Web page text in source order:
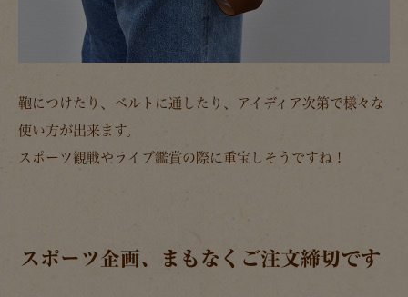
鞄につけたり、ベルトに通したり、アイディア次第で様々な
使い方が出来ます。
スポーツ観戦やライブ鑑賞の際に重宝しそうですね！
スポーツ企画、まもなくご注文締切です